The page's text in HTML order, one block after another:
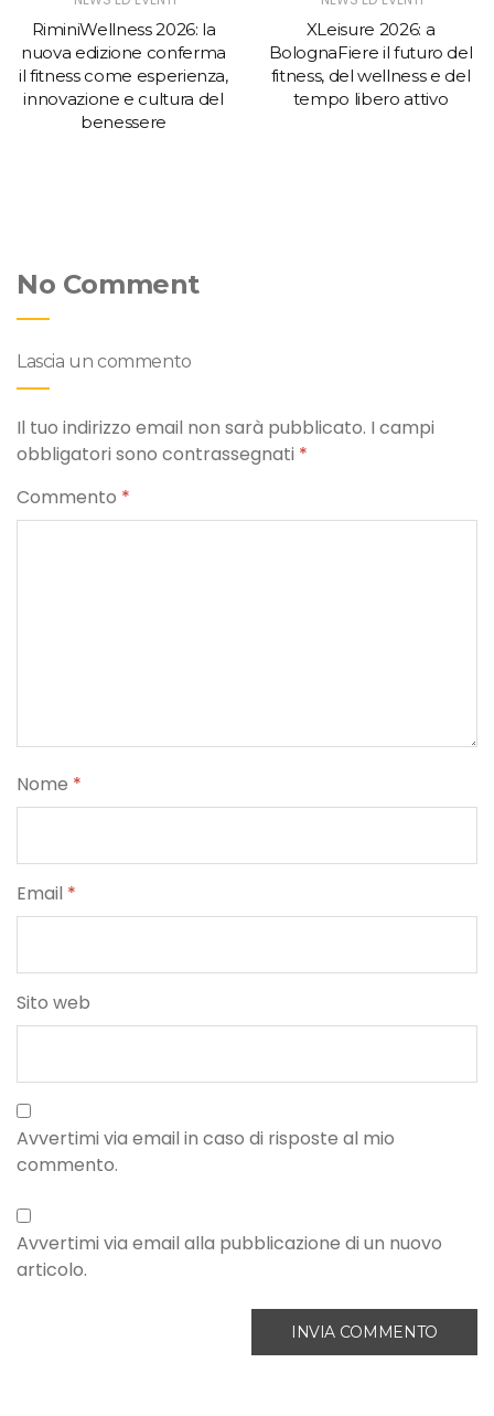
RiminiWellness 2026: la
nuova edizione conferma
il fitness come esperienza,
innovazione e cultura del
benessere
XLeisure 2026: a
BolognaFiere il futuro del
fitness, del wellness e del
tempo libero attivo
No Comment
Lascia un commento
Il tuo indirizzo email non sarà pubblicato. I campi
obbligatori sono contrassegnati *
Commento *
Nome *
Email *
Sito web
Avvertimi via email in caso di risposte al mio
commento.
Avvertimi via email alla pubblicazione di un nuovo
articolo.